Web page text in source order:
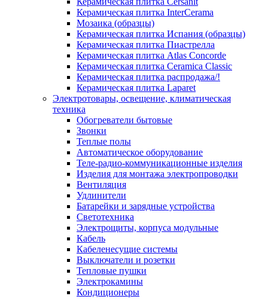
Керамическая плитка InterCerama
Мозаика (образцы)
Керамическая плитка Испания (образцы)
Керамическая плитка Пиастрелла
Керамическая плитка Atlas Concorde
Керамическая плитка Ceramica Classic
Керамическая плитка распродажа/!
Керамическая плитка Laparet
Электротовары, освещение, климатическая
техника
Обогреватели бытовые
Звонки
Теплые полы
Автоматическое оборудование
Теле-радио-коммуникационные изделия
Изделия для монтажа электропроводки
Вентиляция
Удлинители
Батарейки и зарядные устройства
Светотехника
Электрощиты, корпуса модульные
Кабель
Кабеленесущие системы
Выключатели и розетки
Тепловые пушки
Электрокамины
Кондиционеры